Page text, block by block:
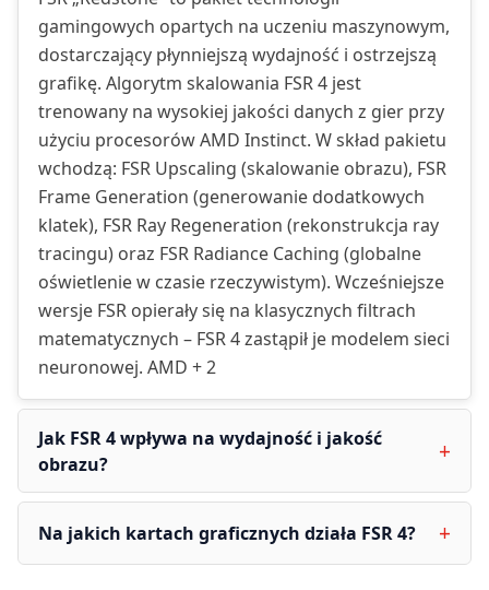
gamingowych opartych na uczeniu maszynowym,
dostarczający płynniejszą wydajność i ostrzejszą
grafikę. Algorytm skalowania FSR 4 jest
trenowany na wysokiej jakości danych z gier przy
użyciu procesorów AMD Instinct. W skład pakietu
wchodzą: FSR Upscaling (skalowanie obrazu), FSR
Frame Generation (generowanie dodatkowych
klatek), FSR Ray Regeneration (rekonstrukcja ray
tracingu) oraz FSR Radiance Caching (globalne
oświetlenie w czasie rzeczywistym). Wcześniejsze
wersje FSR opierały się na klasycznych filtrach
matematycznych – FSR 4 zastąpił je modelem sieci
neuronowej. AMD + 2
Jak FSR 4 wpływa na wydajność i jakość
obrazu?
Na jakich kartach graficznych działa FSR 4?